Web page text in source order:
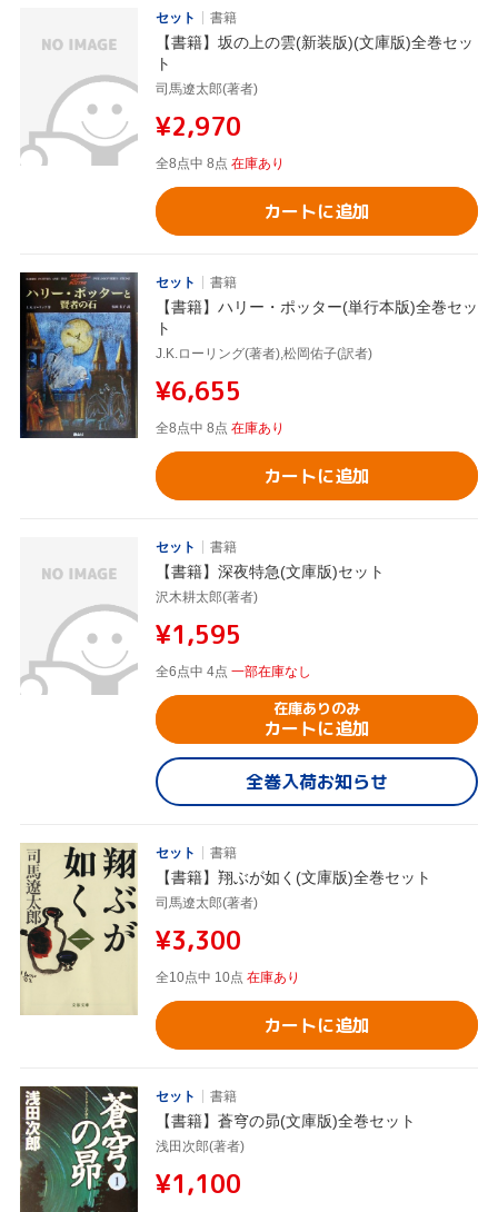
セット 書籍
【書籍】坂の上の雲(新装版)(文庫版)全巻セッ
ト
司馬遼太郎(著者)
¥2,970
全8点中 8点 在庫あり
カートに追加
セット 書籍
【書籍】ハリー・ポッター(単行本版)全巻セッ
ト
J.K.ローリング(著者),松岡佑子(訳者)
¥6,655
全8点中 8点 在庫あり
カートに追加
セット 書籍
【書籍】深夜特急(文庫版)セット
沢木耕太郎(著者)
¥1,595
全6点中 4点 一部在庫なし
在庫ありのみ
カートに追加
全巻入荷お知らせ
セット 書籍
【書籍】翔ぶが如く(文庫版)全巻セット
司馬遼太郎(著者)
¥3,300
全10点中 10点 在庫あり
カートに追加
セット 書籍
【書籍】蒼穹の昴(文庫版)全巻セット
浅田次郎(著者)
¥1,100